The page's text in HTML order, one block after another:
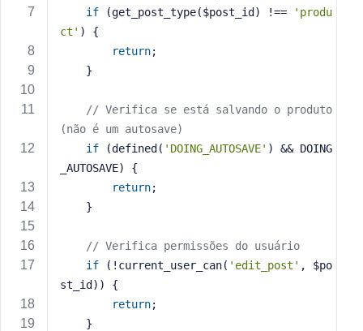
if (get_post_type($post_id) !==
'produ
ct' ) {
return;
    }
// Verifica se está salvando o produto
(não é um autosave)
if (defined( 'DOING_AUTOSAVE' ) && DOING
_AUTOSAVE) {
return;
    }
// Verifica permissões do usuário
if (!current_user_can( 'edit_post' , $po
st_id)) {
return;
    }
s
o
r
d
R
e
m
e
m
e
r